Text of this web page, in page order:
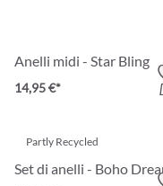
Anelli midi - Star Bling
14,95 €*
Partly Recycled
Set di anelli - Boho